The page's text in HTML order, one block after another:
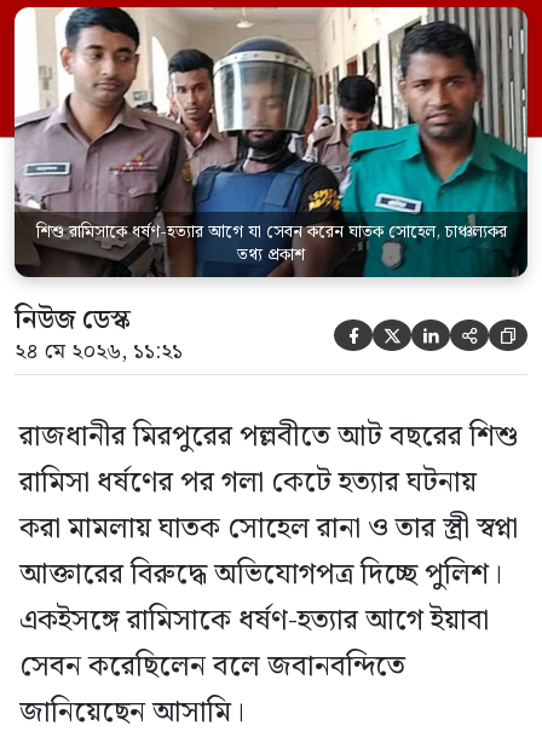
সেবন করেছিলেন বলে জবানবন্দিতে
জানিয়েছেন আসামি। রোববার (২৪ মে) সকালে
মামলার তদন্ত কর্মকর্তা পল্লবী থানার উপ-
পরিদর্শক অহিদুজ্জামান এ তথ্য নিছিত করেন।
তিনি বলেন, […]
শিশু রামিসাকে ধর্ষণ-হত্যার আগে যা সেবন করেন ঘাতক সোহেল, চাঞ্চল্যকর
তথ্য প্রকাশ
নিউজ ডেস্ক
২৪ মে ২০২৬, ১১:২১     
রাজধানীর মিরপুরের পল্লবীতে আট বছরের শিশু
রামিসা ধর্ষণের পর গলা কেটে হত্যার ঘটনায়
করা মামলায় ঘাতক সোহেল রানা ও তার স্ত্রী স্বপ্না
আক্তারের বিরুদ্ধে অভিযোগপত্র দিচ্ছে পুলিশ।
একইসঙ্গে রামিসাকে ধর্ষণ-হত্যার আগে ইয়াবা
সেবন করেছিলেন বলে জবানবন্দিতে
জানিয়েছেন আসামি।